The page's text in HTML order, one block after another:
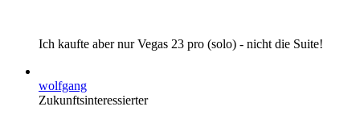
Ich kaufte aber nur Vegas 23 pro (solo) - nicht die Suite!
wolfgang
Zukunftsinteressierter